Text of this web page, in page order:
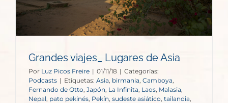
Grandes viajes_ Lugares de Asia
Por Luz Picos Freire | 01/11/18 | Categorías:
Podcasts | Etiquetas: Asia birmania Camboya
Fernando de Otto Japón, La Infinita Laos, Malasia
Nepal pato pekinés Pekín sudeste asiático tailandia